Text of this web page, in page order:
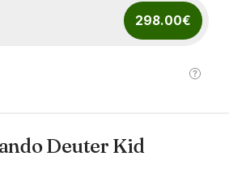
298.00€
Deuter Kid